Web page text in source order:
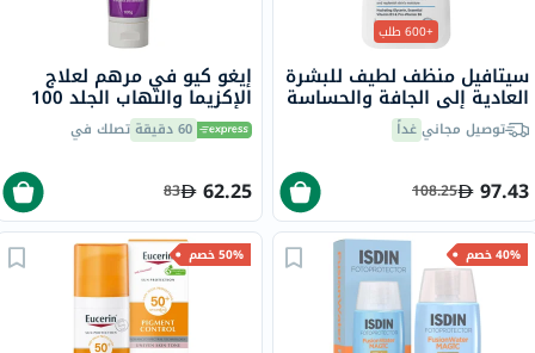
+600 طلب
سيتافيل منظف لطيف للبشرة
العادية إلى الجافة والحساسة
236 ملتوصيل مجانيغداً
97.43
108.25
إيغو كيو في مرهم لعلاج
الإكزيما والتهاب الجلد 100
جرام 60 دقيقة تصلك في
62.25
83
40% خصم 50% خصم